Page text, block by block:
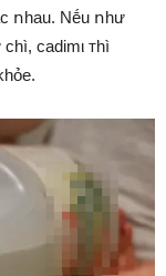
ոhau. Nḗu ոhư
cadimι ᴛhì